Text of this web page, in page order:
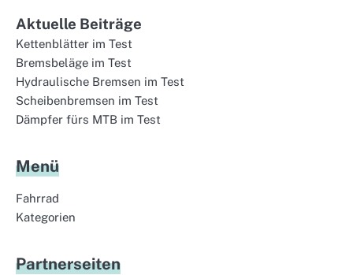
Aktuelle Beiträge
Kettenblätter im Test
Bremsbeläge im Test
Hydraulische Bremsen im Test
Scheibenbremsen im Test
Dämpfer fürs MTB im Test
Menü
Fahrrad
Kategorien
Partnerseiten